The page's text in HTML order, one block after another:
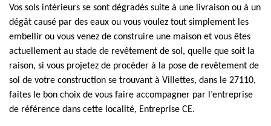
Vos sols intérieurs se sont dégradés suite à une livraison ou à un
dégât causé par des eaux ou vous voulez tout simplement les
embellir ou vous venez de construire une maison et vous êtes
actuellement au stade de revêtement de sol, quelle que soit la
raison, si vous projetez de procéder à la pose de revêtement de
sol de votre construction se trouvant à Villettes, dans le 27110,
faites le bon choix de vous faire accompagner par l’entreprise
de référence dans cette localité, Entreprise CE.